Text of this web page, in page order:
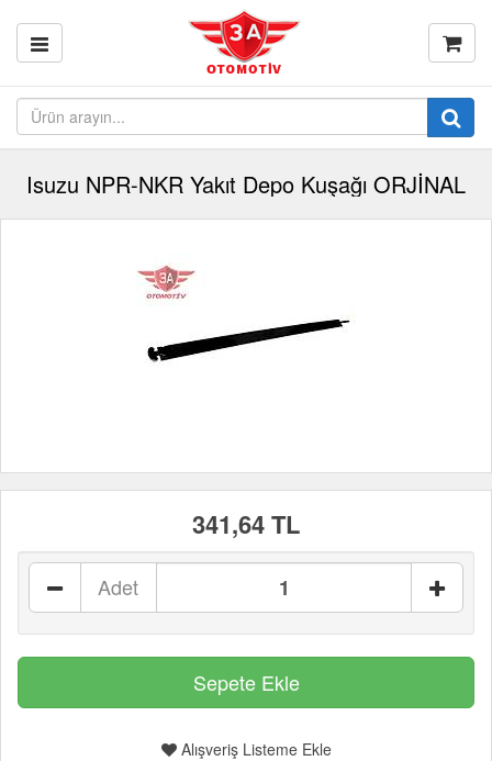
Isuzu NPR-NKR Yakıt Depo Kuşağı ORJİNAL
341,64 TL
Adet
Alışveriş Listeme Ekle